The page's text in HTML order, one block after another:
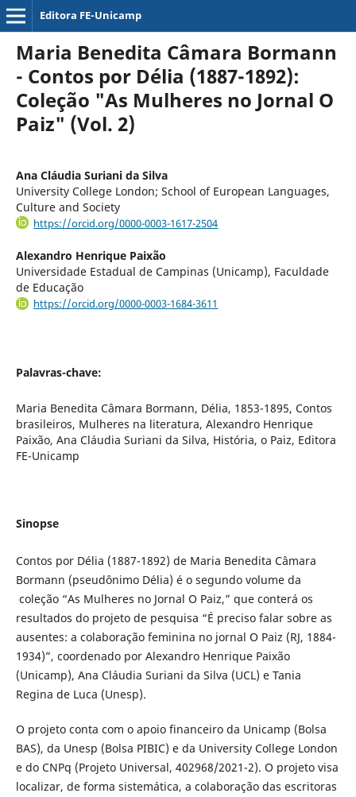
Editora FE-Unicamp
Maria Benedita Câmara Bormann
- Contos por Délia (1887-1892):
Coleção "As Mulheres no Jornal O
Paiz" (Vol. 2)
Ana Cláudia Suriani da Silva
University College London; School of European Languages,
Culture and Society
https://orcid.org/0000-0003-1617-2504
Alexandro Henrique Paixão
Universidade Estadual de Campinas (Unicamp), Faculdade
de Educação
https://orcid.org/0000-0003-1684-3611
Palavras-chave:
Maria Benedita Câmara Bormann, Délia, 1853-1895, Contos
brasileiros, Mulheres na literatura, Alexandro Henrique
Paixão, Ana Cláudia Suriani da Silva, História, o Paiz, Editora
FE-Unicamp
Sinopse
Contos por Délia (1887-1892) de Maria Benedita Câmara
Bormann (pseudônimo Délia) é o segundo volume da
coleção “As Mulheres no Jornal O Paiz,” que conterá os
resultados do projeto de pesquisa “É preciso falar sobre as
ausentes: a colaboração feminina no jornal O Paiz (RJ, 1884-
1934)”, coordenado por Alexandro Henrique Paixão
(Unicamp), Ana Cláudia Suriani da Silva (UCL) e Tania
Regina de Luca (Unesp).
O projeto conta com o apoio financeiro da Unicamp (Bolsa
BAS), da Unesp (Bolsa PIBIC) e da University College London
e do CNPq (Projeto Universal, 402968/2021-2). O projeto visa
localizar, de forma sistemática, a colaboração das escritoras